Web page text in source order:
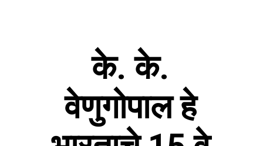
के. के.
वेणुगोपाल हे